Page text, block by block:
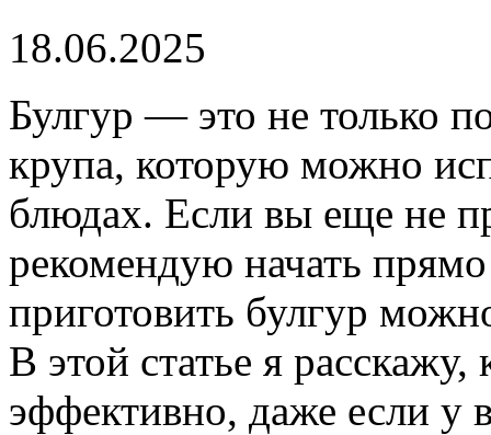
18.06.2025
Булгур — это не только
крупа, которую можно
блюдах. Если вы еще не
рекомендую начать
приготовить булгур
В этой статье я расскажу,
эффективно, даже если у